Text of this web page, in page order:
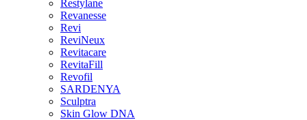
Restylane
Revanesse
Revi
ReviNeux
Revitacare
RevitaFill
Revofil
SARDENYA
Sculptra
Skin Glow DNA